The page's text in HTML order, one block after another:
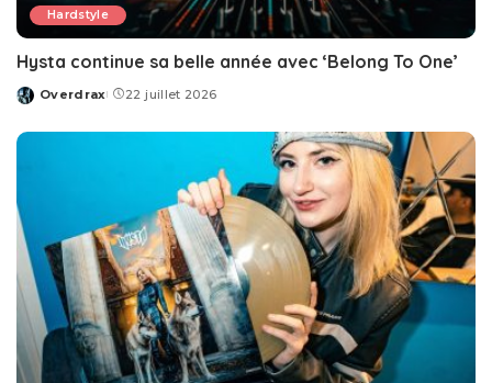
Hardstyle
Hysta continue sa belle année avec ‘Belong To One’
Posted
Overdrax 22 juillet 2026